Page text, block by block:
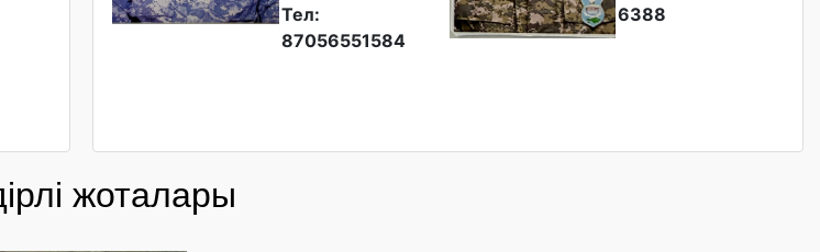
Тел:
87056551584
6388
жоталары